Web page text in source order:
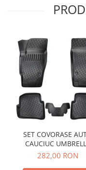
SET COVORASE
CAUCIUC
PENTRU VW POLO V
/ 61) 2009-2017
282,00 RON